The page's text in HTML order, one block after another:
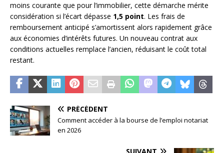
moins courante que pour l’immobilier, cette démarche mérite
considération si l’écart dépasse 1,5 point. Les frais de
remboursement anticipé s’amortissent alors rapidement grâce
aux économies d’intérêts futures. Un nouveau contrat aux
conditions actuelles remplace l’ancien, réduisant le coût total
restant.
PRÉCÉDENT
Comment accéder à la bourse de l’emploi notariat
en 2026